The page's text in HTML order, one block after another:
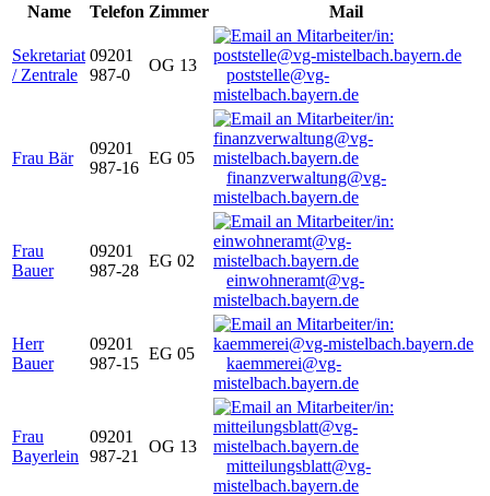
Name
Telefon Zimmer Mail
Sekretariat
/ Zentrale
09201
987-0
OG 13
poststelle@vg-
mistelbach.bayern.de
Frau Bär
09201
987-16
EG 05
finanzverwaltung@vg-
mistelbach.bayern.de
Frau
Bauer
09201
987-28
EG 02
einwohneramt@vg-
mistelbach.bayern.de
Herr
Bauer
09201
987-15
EG 05
kaemmerei@vg-
mistelbach.bayern.de
Frau
Bayerlein
09201
987-21
OG 13
mitteilungsblatt@vg-
mistelbach.bayern.de